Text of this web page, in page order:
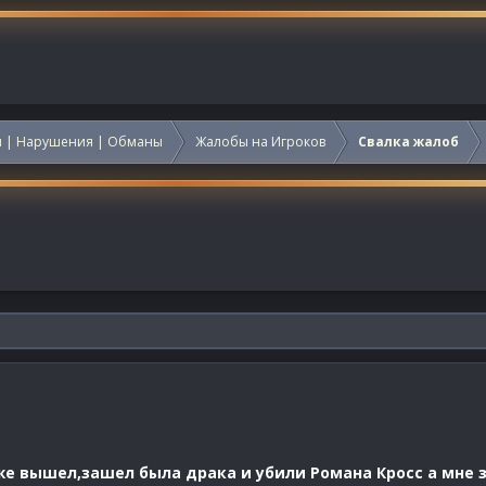
| Нарушения | Обманы Жалобы на Игроков Свалка жалоб
вышел,зашел была драка и убили Романа Кросс а мне